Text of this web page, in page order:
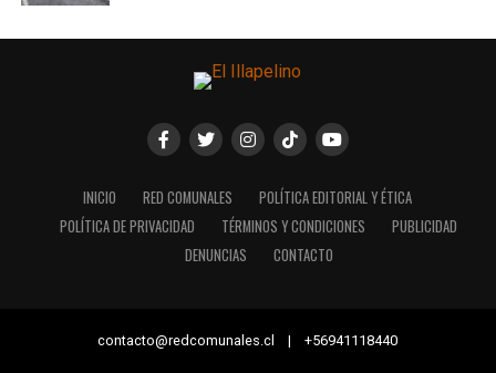
INICIO RED COMUNALES
POLÍTICA EDITORIAL Y ÉTICA
POLÍTICA DE PRIVACIDAD
TÉRMINOS Y CONDICIONES
PUBLICIDAD
DENUNCIAS
CONTACTO
contacto@redcomunales.cl | +56941118440